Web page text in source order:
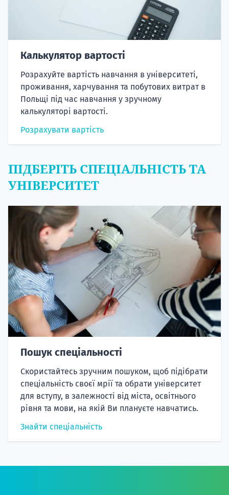
Калькулятор вартості
Розрахуйте вартість навчання в університеті,
проживання, харчування та побутових витрат в
Польщі під час навчання у зручному
калькуляторі вартості.
Розрахувати вартість
ПІДБЕРІТЬ СПЕЦІАЛЬНІСТЬ ТА
УНІВЕРСИТЕТ
Пошук спеціальності
Скористайтесь зручним пошуком, щоб підібрати
спеціальність своєї мрії та обрати університет
для вступу, в залежності від міста, освітнього
рівня та мови, на якій Ви плануєте навчатись.
Знайти спеціальність